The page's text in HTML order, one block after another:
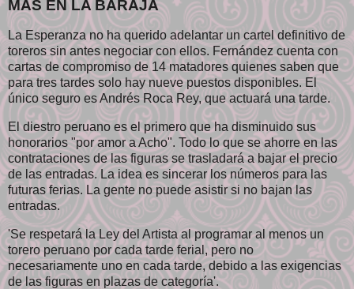
MÁS EN LA BARAJA
La Esperanza no ha querido adelantar un cartel definitivo de
toreros sin antes negociar con ellos. Fernández cuenta con
cartas de compromiso de 14 matadores quienes saben que
para tres tardes solo hay nueve puestos disponibles. El
único seguro es Andrés Roca Rey, que actuará una tarde.
El diestro peruano es el primero que ha disminuido sus
honorarios "por amor a Acho". Todo lo que se ahorre en las
contrataciones de las figuras se trasladará a bajar el precio
de las entradas. La idea es sincerar los números para las
futuras ferias. La gente no puede asistir si no bajan las
entradas.
'Se respetará la Ley del Artista al programar al menos un
torero peruano por cada tarde ferial, pero no
necesariamente uno en cada tarde, debido a las exigencias
de las figuras en plazas de categoría'.